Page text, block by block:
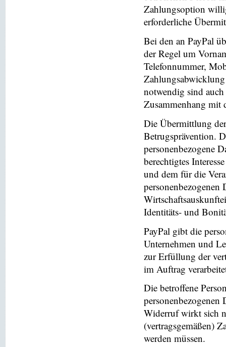
Zahlungsoption
erforderliche
Bei den an PayPal
der Regel um
Telefonnummer,
notwendig sind
Zusammenhang mit
Die Übermittlung
Betrugsprävention.
personenbezogene
berechtigtes
und dem für die
personenbezogenen
Identitäts- und
PayPal gibt die
Unternehmen und
zur Erfüllung der
im Auftrag
Die betroffene
personenbezogenen
Widerruf wirkt sich
(vertragsgemäßen)
werden müssen.